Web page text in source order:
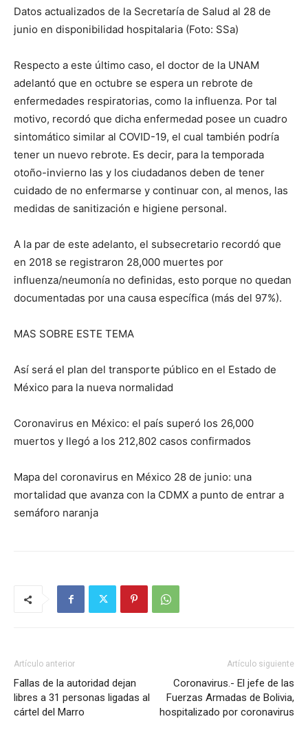
Datos actualizados de la Secretaría de Salud al 28 de
junio en disponibilidad hospitalaria (Foto: SSa)
Respecto a este último caso, el doctor de la UNAM
adelantó que en octubre se espera un rebrote de
enfermedades respiratorias, como la influenza. Por tal
motivo, recordó que dicha enfermedad posee un cuadro
sintomático similar al COVID-19, el cual también podría
tener un nuevo rebrote. Es decir, para la temporada
otoño-invierno las y los ciudadanos deben de tener
cuidado de no enfermarse y continuar con, al menos, las
medidas de sanitización e higiene personal.
A la par de este adelanto, el subsecretario recordó que
en 2018 se registraron 28,000 muertes por
influenza/neumonía no definidas, esto porque no quedan
documentadas por una causa específica (más del 97%).
MAS SOBRE ESTE TEMA
Así será el plan del transporte público en el Estado de
México para la nueva normalidad
Coronavirus en México: el país superó los 26,000
muertos y llegó a los 212,802 casos confirmados
Mapa del coronavirus en México 28 de junio: una
mortalidad que avanza con la CDMX a punto de entrar a
semáforo naranja
Artículo anterior
Fallas de la autoridad dejan
libres a 31 personas ligadas al
cártel del Marro
Artículo siguiente
Coronavirus.- El jefe de las
Fuerzas Armadas de Bolivia,
hospitalizado por coronavirus